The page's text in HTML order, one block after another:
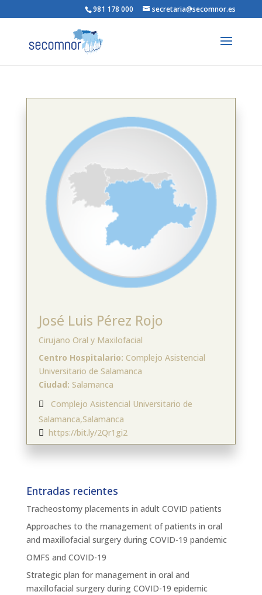
981 178 000 secretaria@secomnor.es
José Luis Pérez Rojo
Cirujano Oral y Maxilofacial
Centro Hospitalario: Complejo Asistencial
Universitario de Salamanca
Ciudad: Salamanca

Complejo Asistencial Universitario de
Salamanca,Salamanca
 https://bit.ly/2Qr1gi2
Entradas recientes
Tracheostomy placements in adult COVID patients
Approaches to the management of patients in oral
and maxillofacial surgery during COVID-19 pandemic
OMFS and COVID-19
Strategic plan for management in oral and
maxillofacial surgery during COVID-19 epidemic